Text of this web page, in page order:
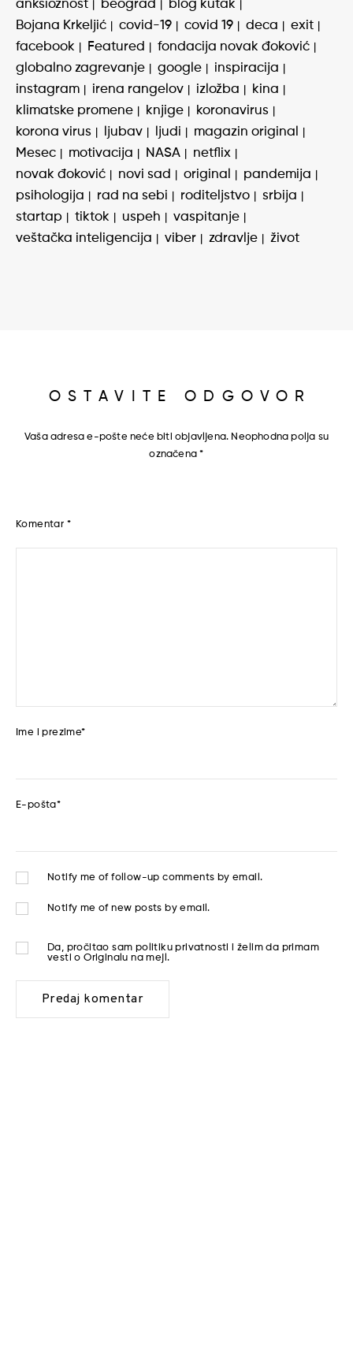
anksioznost beograd
blog kutak
Bojana Krkeljić
covid-19 covid 19 deca
exit
facebook
Featured
fondacija novak đoković
globalno zagrevanje
google
inspiracija
instagram
irena rangelov izložba
kina
klimatske promene
knjige
koronavirus
korona virus
ljubav ljudi
magazin original
Mesec
motivacija NASA
netflix
novak đoković
novi sad original
pandemija
psihologija
rad na sebi roditeljstvo
srbija
startap
tiktok uspeh
vaspitanje
veštačka inteligencija
viber zdravlje život
OSTAVITE ODGOVOR
Vaša adresa e-pošte neće biti objavljena. Neophodna polja su
označena*
Komentar *
Ime i prezime*
E-pošta*
Notify me of follow-up comments by email.
Notify me of new posts by email.
Da, pročitao sam politiku privatnosti
i želim da primam
vesti o Originalu na mejl.